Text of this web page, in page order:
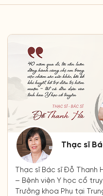
Thạc sĩ
Thạc sĩ Bác sĩ Đỗ Thanh
– Bệnh viện Y học cổ
Trưởng khoa Phụ tại